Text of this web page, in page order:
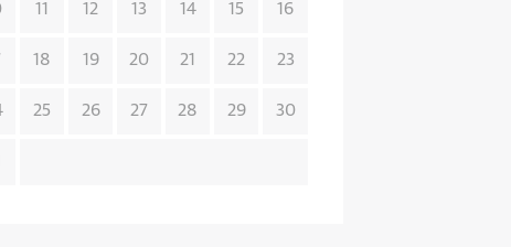
11 12 13 14 15 16
18 19 20 21 22 23
25 26 27 28 29 30